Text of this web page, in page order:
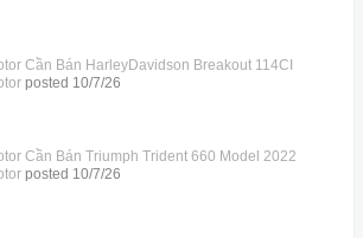
Cần Bán HarleyDavidson Breakout 114CI
posted 10/7/26
Cần Bán Triumph Trident 660 Model 2022
posted 10/7/26